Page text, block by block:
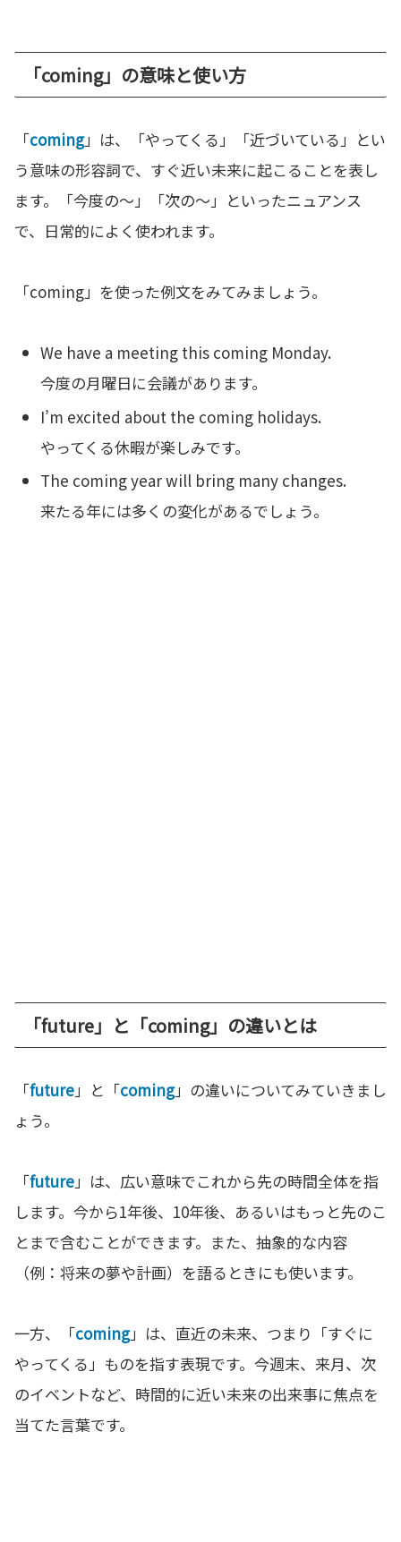
「coming」の意味と使い方
「coming」は、「やってくる」「近づいている」とい
う意味の形容詞で、すぐ近い未来に起こることを表し
ます。「今度の〜」「次の〜」といったニュアンス
で、日常的によく使われます。
「coming」を使った例文をみてみましょう。
We have a meeting this coming Monday.
今度の月曜日に会議があります。
I’m excited about the coming holidays.
やってくる休暇が楽しみです。
The coming year will bring many changes.
来たる年には多くの変化があるでしょう。
「future」と「coming」の違いとは
「future」と「coming」の違いについてみていきまし
ょう。
「future」は、広い意味でこれから先の時間全体を指
します。今から1年後、10年後、あるいはもっと先のこ
とまで含むことができます。また、抽象的な内容
（例：将来の夢や計画）を語るときにも使います。
一方、「coming」は、直近の未来、つまり「すぐに
やってくる」ものを指す表現です。今週末、来月、次
のイベントなど、時間的に近い未来の出来事に焦点を
当てた言葉です。